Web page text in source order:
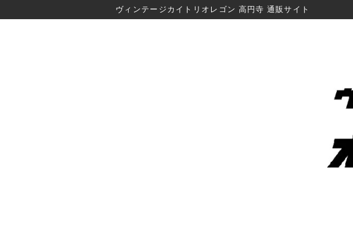
ヴィンテージカイトリオレゴン 高円寺 通販サイト